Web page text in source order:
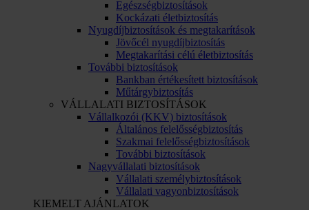
Egészségbiztosítások
Kockázati életbiztosítás
Nyugdíjbiztosítások és megtakarítások
Jövőcél nyugdíjbiztosítás
Megtakarítási célú életbiztosítás
További biztosítások
Bankban értékesített biztosítások
Műtárgybiztosítás
VÁLLALATI BIZTOSÍTÁSOK
Vállalkozói (KKV) biztosítások
Általános felelősségbiztosítás
Szakmai felelősségbiztosítások
További biztosítások
Nagyvállalati biztosítások
Vállalati személybiztosítások
Vállalati vagyonbiztosítások
KIEMELT AJÁNLATOK